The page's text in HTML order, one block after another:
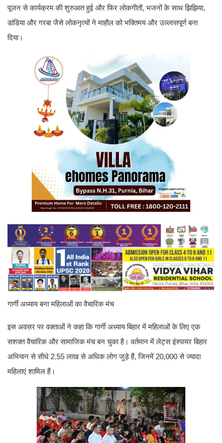
पूजन से कार्यक्रम की शुरुआत हुई और फिर लोकगीतों, भजनों के साथ झिझिया,
डांडिया और गरबा जैसे लोकनृत्यों ने माहौल को भक्तिमय और उल्लासपूर्ण बना
दिया।
गार्गी अध्याय बना महिलाओं का वैचारिक मंच
इस अवसर पर वक्ताओं ने कहा कि गार्गी अध्याय बिहार में महिलाओं के लिए एक
सशक्त वैचारिक और सामाजिक मंच बन चुका है। वर्तमान में लेट्स इंस्पायर बिहार
अभियान से सीधे 2.55 लाख से अधिक लोग जुड़े हैं, जिनमें 20,000 से ज्यादा
महिलाएं शामिल हैं।